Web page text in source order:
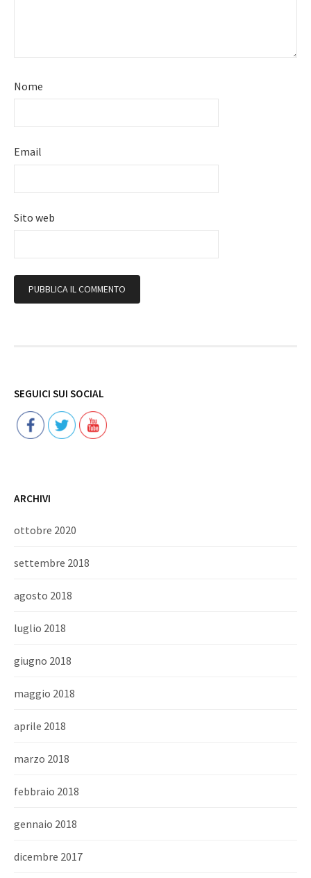
Nome
Email
Sito web
SEGUICI SUI SOCIAL
ARCHIVI
ottobre 2020
settembre 2018
agosto 2018
luglio 2018
giugno 2018
maggio 2018
aprile 2018
marzo 2018
febbraio 2018
gennaio 2018
dicembre 2017